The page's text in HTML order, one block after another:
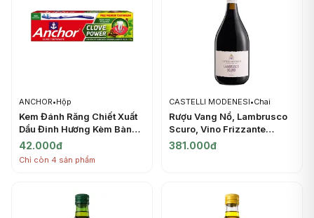
ANCHOR•Hộp
Kem Đánh Răng Chiết Xuất
Dầu Đinh Hương Kèm Bàn
Chải, Super Clove
Protection Toothpaste,
Clove Power, Toothbrush
42.000đ
Chỉ còn 4 sản phẩm
CASTELLI MODENESI•Chai
Rượu Vang Nổ, Lambrusco
Scuro, Vino Frizzante
Rosso Amabile, 8% (750ml)
381.000đ